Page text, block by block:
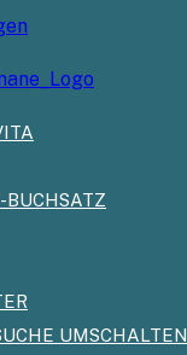
BUCHSATZ
UMSCHALTEN